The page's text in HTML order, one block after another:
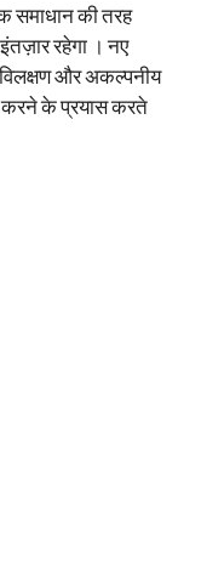
समाधान की तरह
रहेगा । नए
और अकल्पनीय
के प्रयास करते